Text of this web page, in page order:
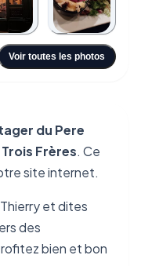
+6
Voir toutes les photos
du Pere
Trois Frères. Ce
site internet.
et dites
des
bien et bon